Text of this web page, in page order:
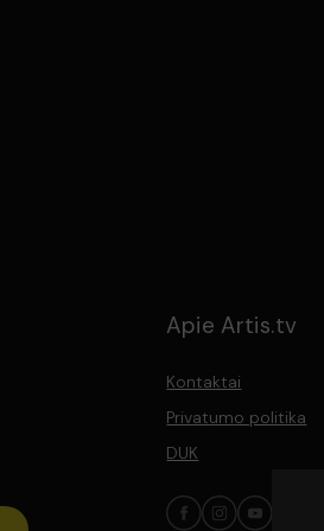
Apie Artis.tv
Kontaktai
Privatumo politika
DUK